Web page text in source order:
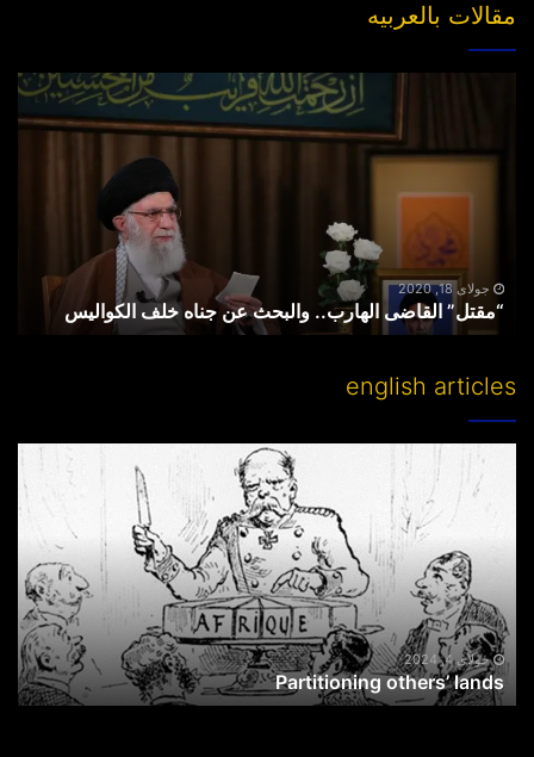
مقالات بالعربیه
والبحث
جولای 18, 2020
“مقتل” القاضی الهارب.. والبحث عن جناه خلف الکوالیس
english articles
others’
جولای 4, 2024
Partitioning others’ lands